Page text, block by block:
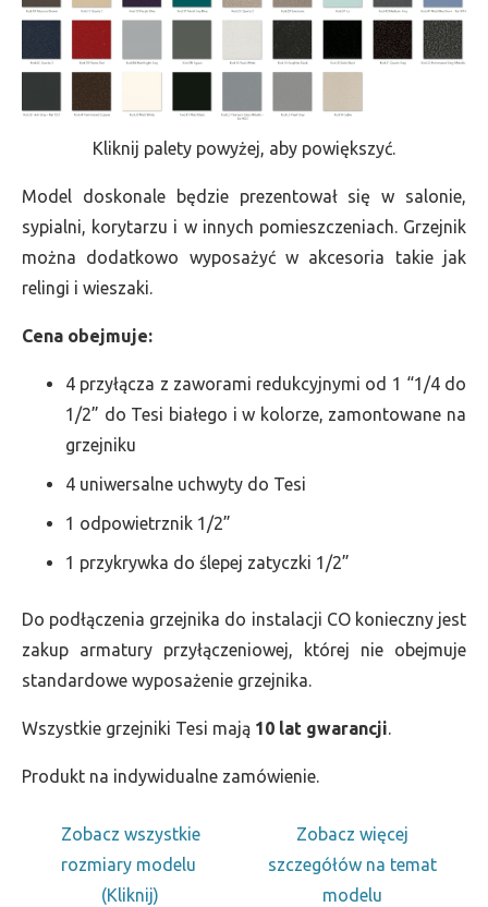
Kliknij palety powyżej, aby powiększyć.
Model doskonale będzie prezentował się w salonie,
sypialni, korytarzu i w innych pomieszczeniach. Grzejnik
można dodatkowo wyposażyć w akcesoria takie jak
relingi i wieszaki.
Cena obejmuje:
4 przyłącza z zaworami redukcyjnymi od 1 “1/4 do
1/2” do Tesi białego i w kolorze, zamontowane na
grzejniku
4 uniwersalne uchwyty do Tesi
1 odpowietrznik 1/2”
1 przykrywka do ślepej zatyczki 1/2”
Do podłączenia grzejnika do instalacji CO konieczny jest
zakup armatury przyłączeniowej, której nie obejmuje
standardowe wyposażenie grzejnika.
Wszystkie grzejniki Tesi mają 10 lat gwarancji.
Produkt na indywidualne zamówienie.
Zobacz wszystkie
rozmiary modelu
(Kliknij)
Zobacz więcej
szczegółów na temat
modelu